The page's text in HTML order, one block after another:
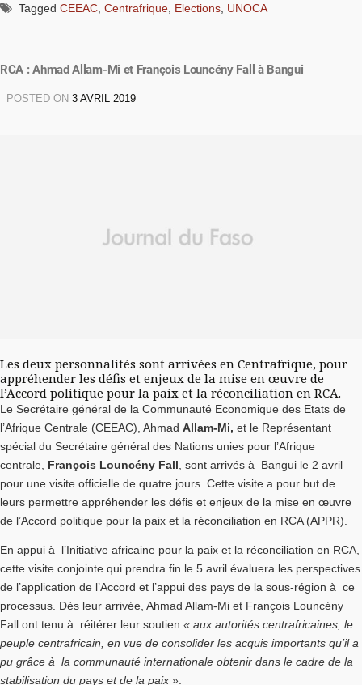
Tagged CEEAC Centrafrique Elections UNOCA
RCA : Ahmad Allam-Mi et François Louncény Fall à Bangui
POSTED ON 3 AVRIL 2019
Les deux personnalités sont arrivées en Centrafrique, pour
appréhender les défis et enjeux de la mise en œuvre de
l’Accord politique pour la paix et la réconciliation en RCA.
Le Secrétaire général de la Communauté Economique des Etats de
l’Afrique Centrale (CEEAC), Ahmad Allam-Mi, et le Représentant
spécial du Secrétaire général des Nations unies pour l’Afrique
centrale, François Louncény Fall , sont arrivés à Bangui le 2 avril
pour une visite officielle de quatre jours. Cette visite a pour but de
leurs permettre appréhender les défis et enjeux de la mise en œuvre
de l’Accord politique pour la paix et la réconciliation en RCA (APPR).
En appui à l’Initiative africaine pour la paix et la réconciliation en RCA,
cette visite conjointe qui prendra fin le 5 avril évaluera les perspectives
de l’application de l’Accord et l’appui des pays de la sous-région à ce
processus. Dès leur arrivée, Ahmad Allam-Mi et François Louncény
Fall ont tenu à réitérer leur soutien « aux autorités centrafricaines, le
peuple centrafricain, en vue de consolider les acquis importants qu’il a
pu grâce à la communauté internationale obtenir dans le cadre de la
stabilisation du pays et de la paix »